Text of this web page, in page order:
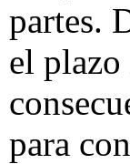
partes.
el
para